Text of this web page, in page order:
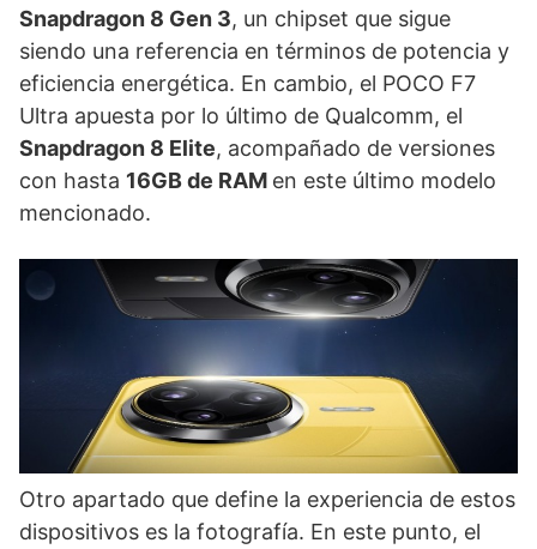
Snapdragon 8 Gen 3, un chipset que sigue
siendo una referencia en términos de potencia y
eficiencia energética. En cambio, el POCO F7
Ultra apuesta por lo último de Qualcomm, el
Snapdragon 8 Elite, acompañado de versiones
con hasta 16GB de RAM en este último modelo
mencionado.
Otro apartado que define la experiencia de estos
dispositivos es la fotografía. En este punto, el